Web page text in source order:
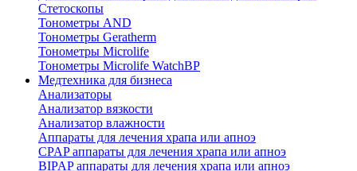
Стетоскопы
Тонометры AND
Тонометры Geratherm
Тонометры Microlife
Тонометры Microlife WatchBP
Медтехника для бизнеса
Анализаторы
Анализатор вязкости
Анализатор влажности
Аппараты для лечения храпа или апноэ
CPAP аппараты для лечения храпа или апноэ
BIPAP аппараты для лечения храпа или апноэ